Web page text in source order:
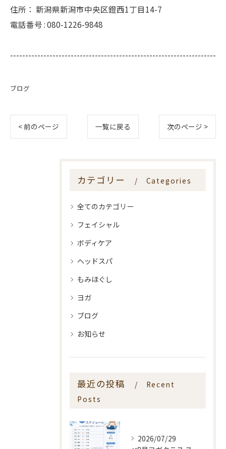
住所： 新潟県新潟市中央区鐙西1丁目14-7
電話番号 :080-1226-9848
--------------------------------------------------------------------
ブログ
< 前のページ 一覧に戻る 次のページ >
カテゴリー Categories
全てのカテゴリー
フェイシャル
ボディケア
ヘッドスパ
もみほぐし
ヨガ
ブログ
お知らせ
最近の投稿
Recent
Posts
2026/07/29